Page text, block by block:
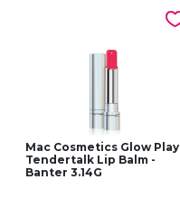
Mac Cosmetics Glow Play
Tendertalk Lip Balm -
Banter 3.14G